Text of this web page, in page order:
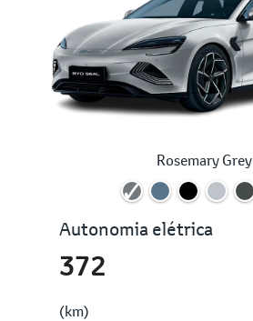
Rosemary Grey
Autonomia elétrica
372
(km)